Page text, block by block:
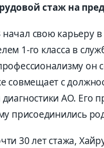
стаж на
свою карьеру
1-го класса в
он
совмещает с
АО. Его
присоединились
30 лет стажа,